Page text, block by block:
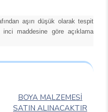
aşırı düşük olarak tespit
maddesine göre açıklama
BOYA MALZEMESİ
SATIN ALINACAKTIR